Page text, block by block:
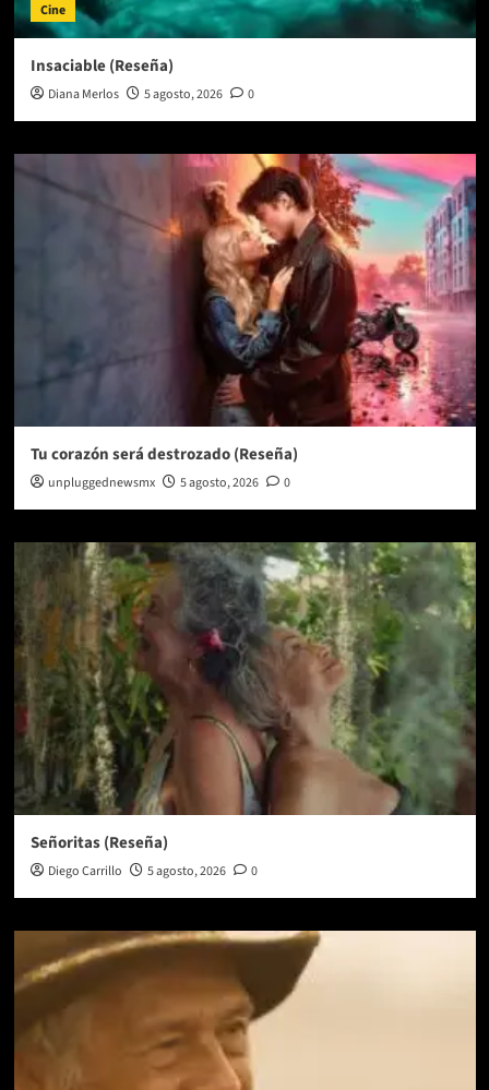
Cine
Insaciable (Reseña)
Diana Merlos 5 agosto, 2026 0
Tu corazón será destrozado (Reseña)
unpluggednewsmx 5 agosto, 2026 0
Señoritas (Reseña)
Diego Carrillo 5 agosto, 2026 0